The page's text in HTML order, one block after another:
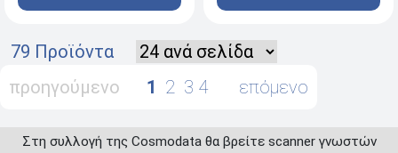
79 Προϊόντα
προηγούμενο
1 2 3 4 επόμενο
Στη συλλογή της Cosmodata θα βρείτε scanner γνωστών